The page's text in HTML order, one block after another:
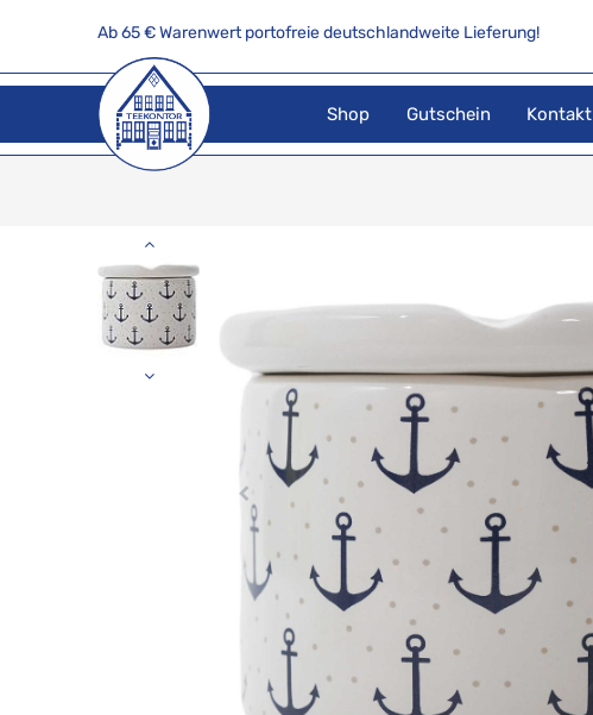
Ab 65 € Warenwert portofreie deutschlandweite Lieferung!
Shop Gutschein Kontakt